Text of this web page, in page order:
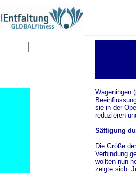
Wageningen
sie in der
reduzieren
Sättigung
Die Größe
Verbindung
wollten nun
zeigte sich: